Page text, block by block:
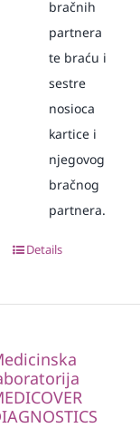
bračnih
partnera
te braću i
sestre
nosioca
kartice i
njegovog
bračnog
partnera.
Details